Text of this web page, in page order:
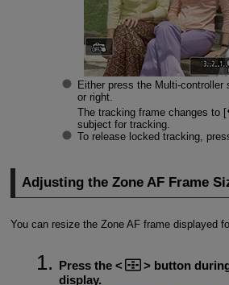
Either press the Multi-
or right.
The tracking frame changes to [
subject for tracking.
To release locked tracking,
Adjusting the Zone AF Frame
You can resize the Zone AF frame displayed
Press the
button
display.